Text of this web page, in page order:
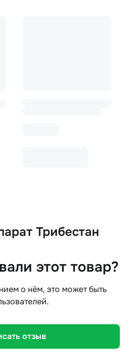
Трибестан
этот товар?
о нём, это может быть
отзыв